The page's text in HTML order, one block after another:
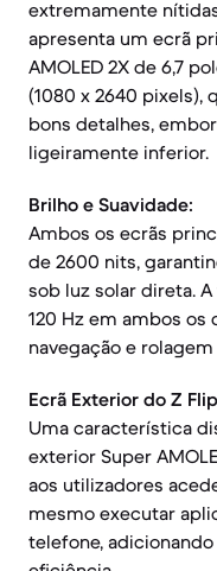
extremamente
apresenta um ecrã
AMOLED 2X de 6,7
(1080 x 2640 pixels),
bons detalhes,
ligeiramente inferior.
Brilho e Suavidade:
Ambos os ecrãs
de 2600 nits,
sob luz solar direta.
120 Hz em ambos
navegação e
Ecrã Exterior do Z
Uma característica
exterior Super
aos utilizadores
mesmo executar
telefone,